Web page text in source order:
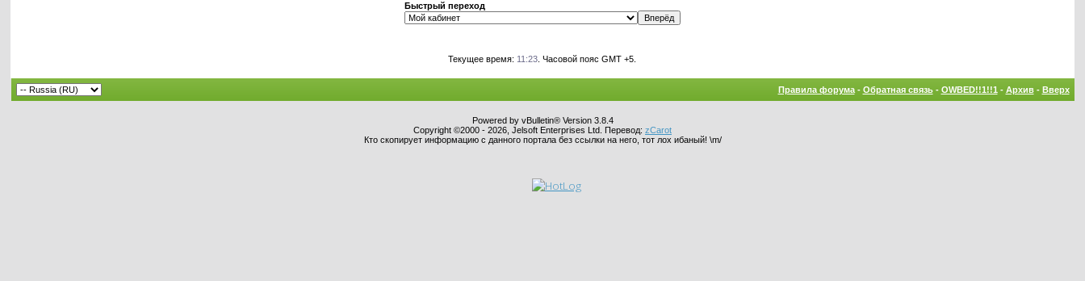
Быстрый переход
Текущее время: 11:23 . Часовой пояс GMT +5.
Правила форума- Обратная связь- OWBED!!1!!1 - Архив- Вверх
Powered by vBulletin® Version 3.8.4
Copyright ©2000 - 2026, Jelsoft Enterprises Ltd. Перевод: zCarot
Кто скопирует информацию с данного портала без ссылки на него, тот лох ибаный! \m/